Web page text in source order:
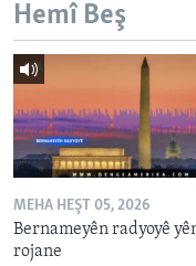
Zimanên Din
Hemî Beş
MEHA HEŞT 05, 2026
Bernameyên radyoyê
rojane